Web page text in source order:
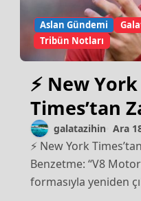
Aslan Gündemi
Tribün Notları
⚡ New York
Times’tan
Çarpıcı
“V8 Motoru
galatazihin Ara
⚡ New York Times’tan Zaniolo’ya Çarpıcı
Benzetme: “V8
formasıyla yeniden